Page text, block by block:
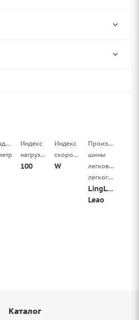
Индекс
нагрузки
100
Индекс
скорости
W
Производитель
шины
легковой/
легкогрузовой
LingLong
Leao
Каталог